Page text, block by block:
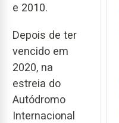
e 2010.
Depois de ter
vencido em
2020, na
estreia do
Autódromo
Internacional